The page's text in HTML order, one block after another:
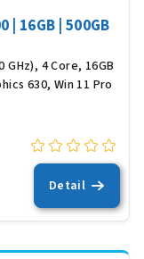
| 16GB | 500GB
4 Core, 16GB
630, Win 11 Pro
Detail